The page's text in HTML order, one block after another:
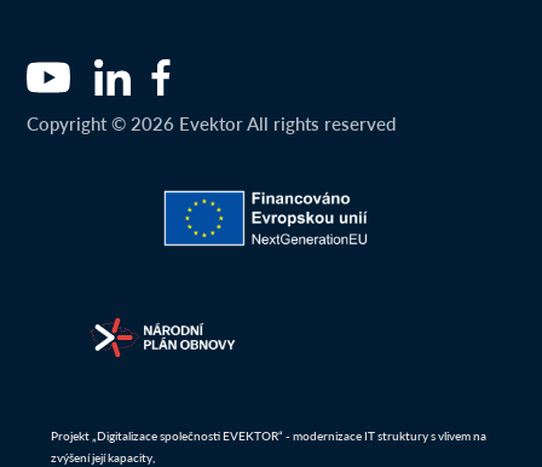
Copyright © 2026 Evektor All rights reserved
Projekt „Digitalizace společnosti EVEKTOR“ - modernizace IT struktury s vlivem na
zvýšení její kapacity,